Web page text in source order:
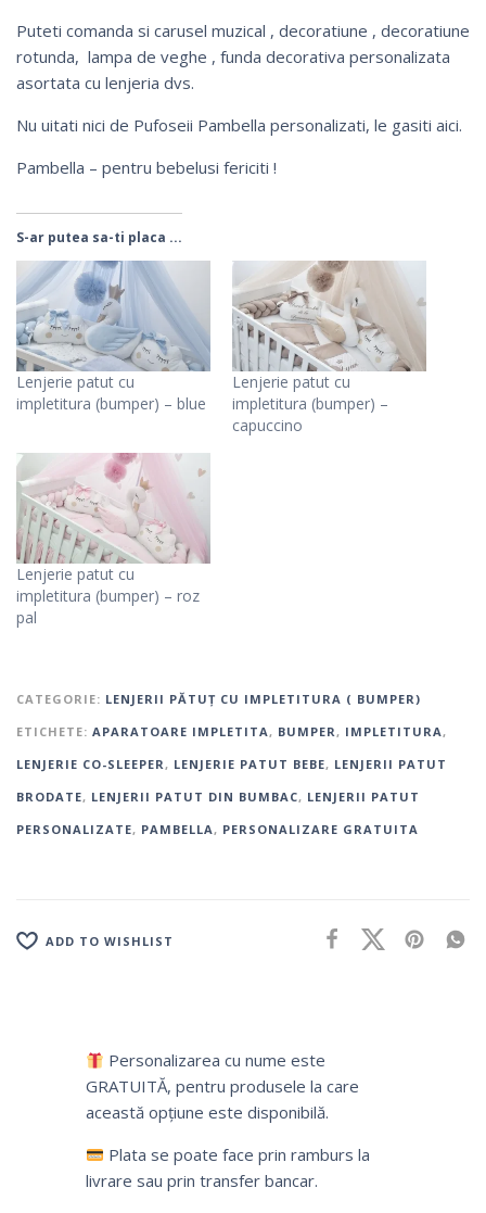
Puteti comanda si carusel muzical , decoratiune , decoratiune
rotunda, lampa de veghe , funda decorativa personalizata
asortata cu lenjeria dvs.
Nu uitati nici de Pufoseii Pambella personalizati, le gasiti aici.
Pambella – pentru bebelusi fericiti !
S-ar putea sa-ti placa ...
Lenjerie patut cu
impletitura (bumper) – blue
Lenjerie patut cu
impletitura (bumper) –
capuccino
Lenjerie patut cu
impletitura (bumper) – roz
pal
CATEGORIE: LENJERII PĂTUȚ CU IMPLETITURA ( BUMPER)
ETICHETE: APARATOARE IMPLETITA, BUMPER, IMPLETITURA,
LENJERIE CO-SLEEPER, LENJERIE PATUT BEBE, LENJERII PATUT
BRODATE, LENJERII PATUT DIN BUMBAC, LENJERII PATUT
PERSONALIZATE, PAMBELLA, PERSONALIZARE GRATUITA
ADD TO WISHLIST
Personalizarea cu nume este
GRATUITĂ, pentru produsele la care
această opțiune este disponibilă.
Plata se poate face prin ramburs la
livrare sau prin transfer bancar.